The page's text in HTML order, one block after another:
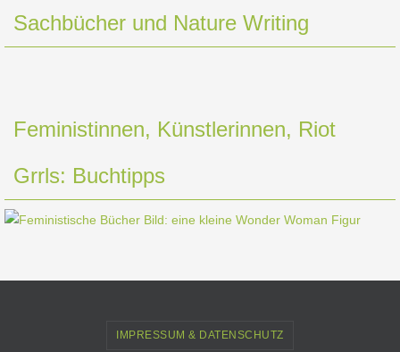
Sachbücher und Nature Writing
Feministinnen, Künstlerinnen, Riot
Grrls: Buchtipps
IMPRESSUM & DATENSCHUTZ